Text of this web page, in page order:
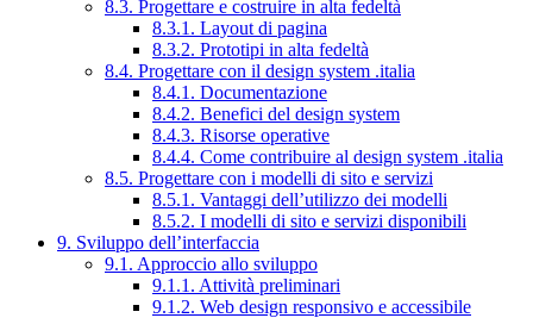
8.3. Progettare e costruire in alta fedeltà
8.3.1. Layout di pagina
8.3.2. Prototipi in alta fedeltà
8.4. Progettare con il design system .italia
8.4.1. Documentazione
8.4.2. Benefici del design system
8.4.3. Risorse operative
8.4.4. Come contribuire al design system .italia
8.5. Progettare con i modelli di sito e servizi
8.5.1. Vantaggi dell’utilizzo dei modelli
8.5.2. I modelli di sito e servizi disponibili
9. Sviluppo dell’interfaccia
9.1. Approccio allo sviluppo
9.1.1. Attività preliminari
9.1.2. Web design responsivo e accessibile